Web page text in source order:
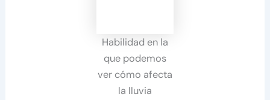
Habilidad en la
que podemos
ver cómo afecta
la lluvia